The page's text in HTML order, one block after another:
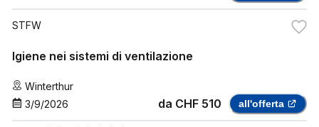
STFW
Igiene nei sistemi di ventilazione
Winterthur
3/9/2026
da CHF 510 all'offerta